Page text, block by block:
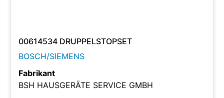
00614534 DRUPPELSTOPSET
BOSCH/SIEMENS
Fabrikant
BSH HAUSGERÄTE SERVICE GMBH